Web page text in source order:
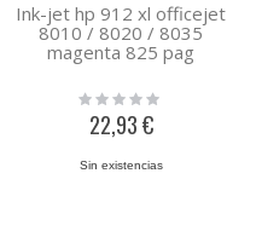
Ink-jet hp 912 xl officejet
8010 / 8020 / 8035
magenta 825 pag
Rating:
22,93 €
Sin existencias